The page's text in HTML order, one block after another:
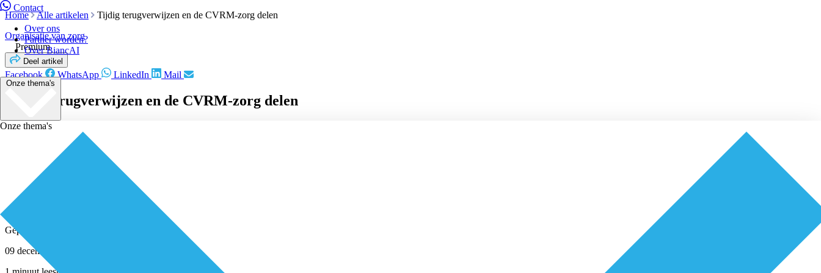
Contact
Over ons
Partner worden?
Over BiancAI
Onze thema's
Onze thema's
Home Alle artikelen
Tijdig terugverwijzen en de CVRM-zorg delen
Organisatie van zorg
Premium
Deel artikel
Facebook WhatsApp LinkedIn Mail
Tijdig terugverwijzen en de CVRM-zorg delen
Geplaatst door
09 december 2015